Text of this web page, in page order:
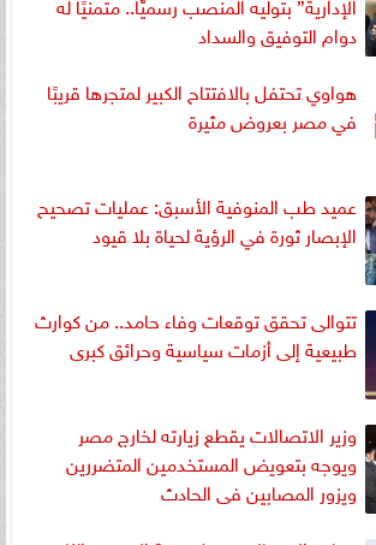
دوام التوفيق والسداد
هواوي تحتفل بالافتتاح الكبير لمتجرها قريبًا
في مصر بعروض مثيرة
عميد طب المنوفية الأسبق: عمليات تصحيح
الإبصار ثورة في الرؤية لحياة بلا قيود
تتوالى تحقق توقعات وفاء حامد.. من كوارث
طبيعية إلى أزمات سياسية وحرائق كبرى
وزير الاتصالات يقطع زيارته لخارج مصر
ويوجه بتعويض المستخدمين المتضررين
ويزور المصابين فى الحادث